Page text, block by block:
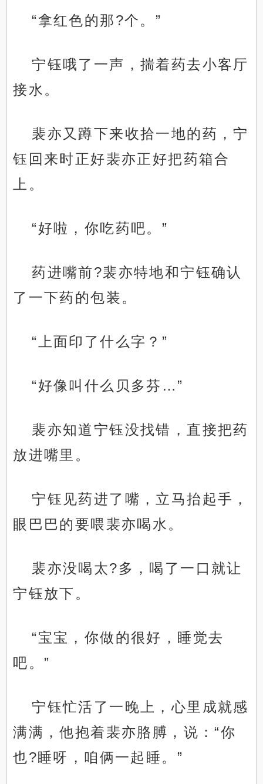
“拿红色的那?个。”
宁钰哦了一声，揣着药去小客厅
接水。
裴亦又蹲下来收拾一地的药，宁
钰回来时正好裴亦正好把药箱合
上。
“好啦，你吃药吧。”
药进嘴前?裴亦特地和宁钰确认
了一下药的包装。
“上面印了什么字？”
“好像叫什么贝多芬…”
裴亦知道宁钰没找错，直接把药
放进嘴里。
宁钰见药进了嘴，立马抬起手，
眼巴巴的要喂裴亦喝水。
裴亦没喝太?多，喝了一口就让
宁钰放下。
“宝宝，你做的很好，睡觉去
吧。”
宁钰忙活了一晚上，心里成就感
满满，他抱着裴亦胳膊，说：“你
也?睡呀，咱俩一起睡。”